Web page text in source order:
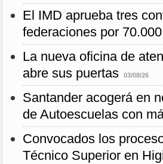
El IMD aprueba tres
federaciones por
La nueva oficina de
abre sus puertas
03/08/26
Santander acogerá en
de Autoescuelas con
Convocados los
Técnico Superior en